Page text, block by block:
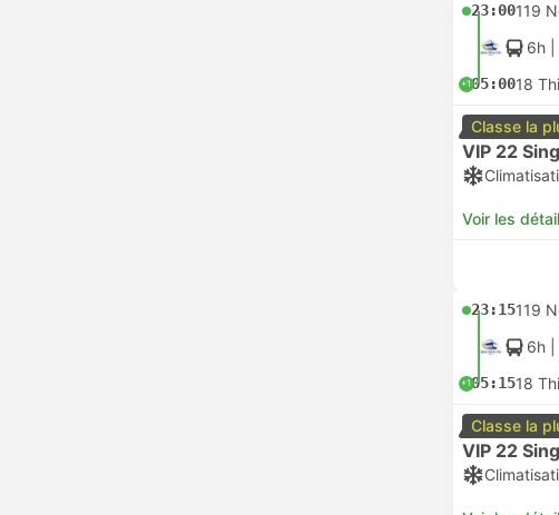
23:00119
6h
+105:0018
Classe la
VIP 22
Voir les
23:15119
6h
+105:1518
Classe la
VIP 22